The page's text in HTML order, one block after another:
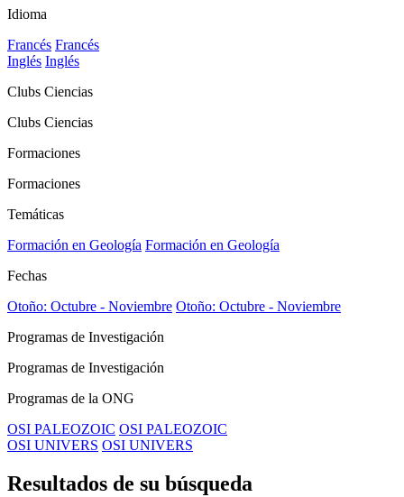
Idioma
Francés Francés
Inglés Inglés
Clubs Ciencias
Clubs Ciencias
Formaciones
Formaciones
Temáticas
Formación en Geología Formación en Geología
Fechas
Otoño: Octubre - Noviembre Otoño: Octubre - Noviembre
Programas de Investigación
Programas de Investigación
Programas de la ONG
OSI PALEOZOIC OSI PALEOZOIC
OSI UNIVERS OSI UNIVERS
Resultados de su búsqueda